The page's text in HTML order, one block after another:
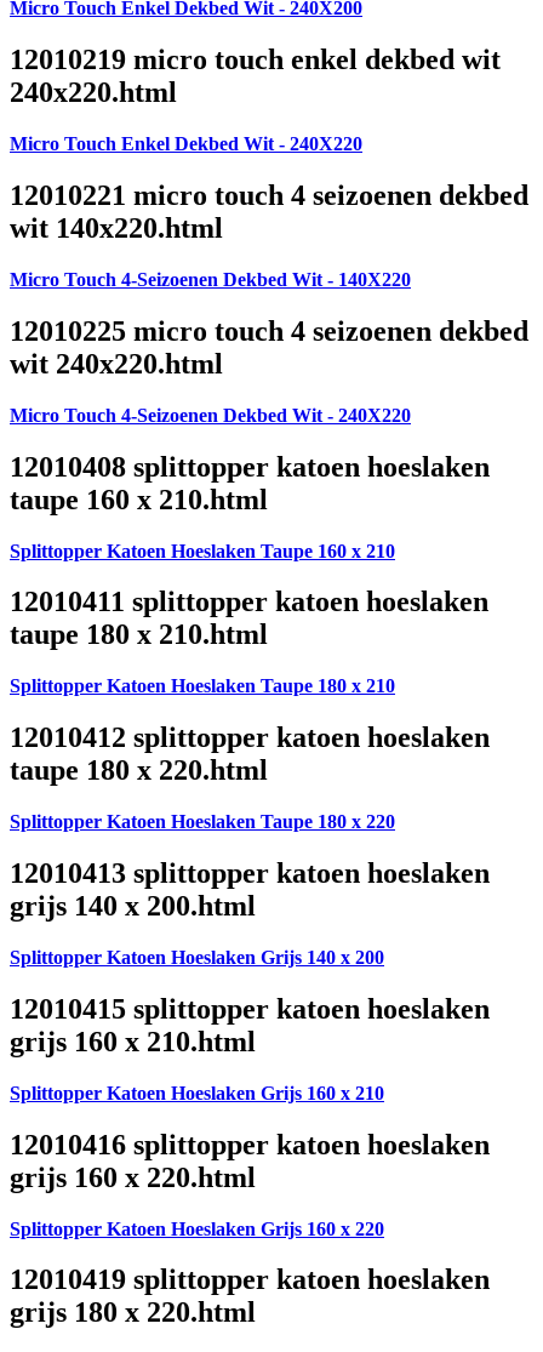
Micro Touch Enkel Dekbed Wit - 240X200
12010219 micro touch enkel dekbed wit
240x220.html
Micro Touch Enkel Dekbed Wit - 240X220
12010221 micro touch 4 seizoenen dekbed
wit 140x220.html
Micro Touch 4-Seizoenen Dekbed Wit - 140X220
12010225 micro touch 4 seizoenen dekbed
wit 240x220.html
Micro Touch 4-Seizoenen Dekbed Wit - 240X220
12010408 splittopper katoen hoeslaken
taupe 160 x 210.html
Splittopper Katoen Hoeslaken Taupe 160 x 210
12010411 splittopper katoen hoeslaken
taupe 180 x 210.html
Splittopper Katoen Hoeslaken Taupe 180 x 210
12010412 splittopper katoen hoeslaken
taupe 180 x 220.html
Splittopper Katoen Hoeslaken Taupe 180 x 220
12010413 splittopper katoen hoeslaken
grijs 140 x 200.html
Splittopper Katoen Hoeslaken Grijs 140 x 200
12010415 splittopper katoen hoeslaken
grijs 160 x 210.html
Splittopper Katoen Hoeslaken Grijs 160 x 210
12010416 splittopper katoen hoeslaken
grijs 160 x 220.html
Splittopper Katoen Hoeslaken Grijs 160 x 220
12010419 splittopper katoen hoeslaken
grijs 180 x 220.html